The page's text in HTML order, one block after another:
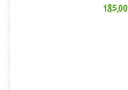
185,00